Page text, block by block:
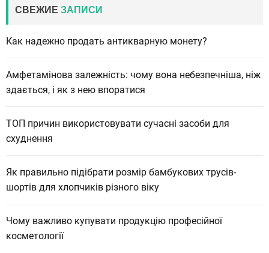
СВЕЖИЕ ЗАПИСИ
Как надежно продать антикварную монету?
Амфетамінова залежність: чому вона небезпечніша, ніж
здається, і як з нею впоратися
ТОП причин використовувати сучасні засоби для
схуднення
Як правильно підібрати розмір бамбукових трусів-
шортів для хлопчиків різного віку
Чому важливо купувати продукцію професійної
косметології